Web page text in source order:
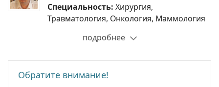
Специальность: Хирургия,
Травматология, Онкология, Маммология
подробнее
Обратите внимание!